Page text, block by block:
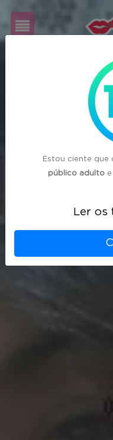
Estou ciente que
público adultoe
Ler os